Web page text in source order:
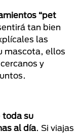
“pet
tan bien
las
mascota, ellos
y
toda su
al día. Si viajas